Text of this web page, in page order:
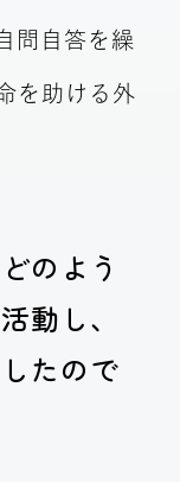
問自答を繰
を助ける外
のよう
動し、
たので